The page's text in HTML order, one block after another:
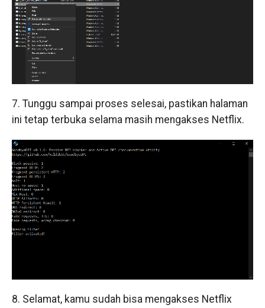
7. Tunggu sampai proses selesai, pastikan halaman
ini tetap terbuka selama masih mengakses Netflix.
8. Selamat, kamu sudah bisa mengakses Netflix